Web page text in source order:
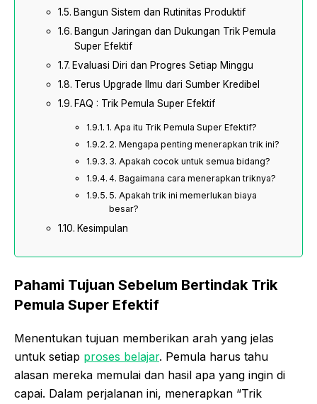
Bangun Sistem dan Rutinitas Produktif
Bangun Jaringan dan Dukungan Trik Pemula
Super Efektif
Evaluasi Diri dan Progres Setiap Minggu
Terus Upgrade Ilmu dari Sumber Kredibel
FAQ : Trik Pemula Super Efektif
1. Apa itu Trik Pemula Super Efektif?
2. Mengapa penting menerapkan trik ini?
3. Apakah cocok untuk semua bidang?
4. Bagaimana cara menerapkan triknya?
5. Apakah trik ini memerlukan biaya
besar?
Kesimpulan
Pahami Tujuan Sebelum Bertindak Trik
Pemula Super Efektif
Menentukan tujuan memberikan arah yang jelas
untuk setiap proses belajar. Pemula harus tahu
alasan mereka memulai dan hasil apa yang ingin di
capai. Dalam perjalanan ini, menerapkan “Trik